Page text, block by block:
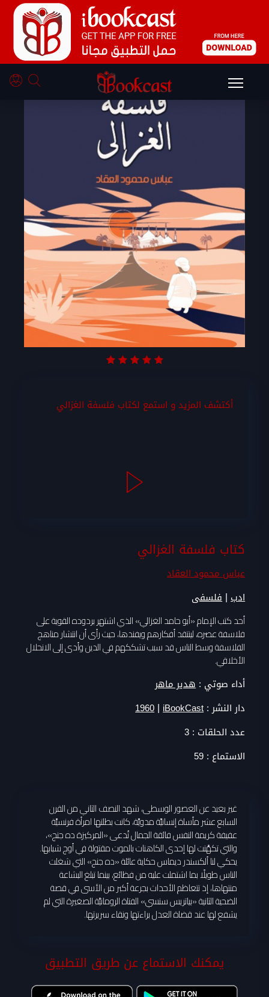
أكتشف المزيد و استمع لكتاب فلسفة الغزالي
كتاب فلسفة الغزالي
عباس محمود العقاد
ادب|فلسفى
أحد كتب الإمام «أبو حامد الغزالي» الذي اشتهر بردوده القوية على
فلاسفة عصره، لينتقد أفكارهم ويفندها، حيث رأى أن انتشار مناهج
الفلاسفة وسط الناس قد سبب تشككهم في الدين وأدى إلى الانحلال
الأخلاقي.
أداء صوتي :هدير ماهر
دار النشر :iBookCast
|
1960
عدد الحلقات : 3
الاستماع : 59
غير بعيد عن العصور الوسطى، شهد النصف الثاني من القرن
السابع عشر مأساة إنسانيَّة مدويَّة، كانت بطلتها امرأة فرنسيَّة
عفيفة كريمة النفس فائقة الجمال تُدعى «المركيزة ده جنج»،
والتي تكهَّنت لها إحدى الكاهنات بالموت مقتولة في أوج شبابها.
يحكي لنا ألكسندر ديماس حكاية عائلة «ده جنج» التي شغلت
الناس طويلًا بما اشتملت عليه من فظائع، بينما تبلغ البشاعة
منتهاها، إذ تتعاظم الأحداث بجرعة أكبر من الأسى في قصة
الضحية الثانية «بياتريس سنسي» الفتاة الرومانيَّة الصغيرة التي لم
يشفع لها عند قضاة العدل براءتها ونقاء سريرتها.
يمكنك الاستماع عن طريق التطبيق